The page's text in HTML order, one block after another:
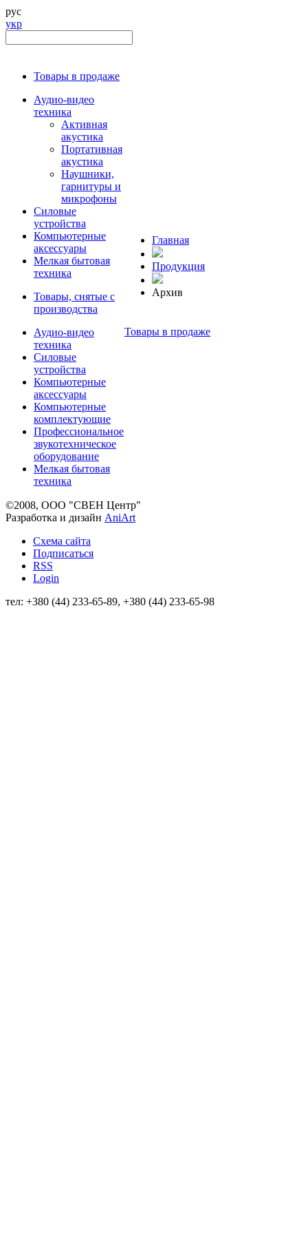
рус
укр
Товары в продаже
Аудио-видео
техника
Активная
акустика
Портативная
акустика
Наушники,
гарнитуры и
микрофоны
Силовые
устройства
Компьютерные
аксессуары
Мелкая бытовая
техника
Товары, снятые с
производства
Аудио-видео
техника
Силовые
устройства
Компьютерные
аксессуары
Компьютерные
комплектующие
Профессиональное
звукотехническое
оборудование
Мелкая бытовая
техника
Главная
Продукция
Архив
Товары в продаже
©2008, ООО "СВЕН Центр"
Разработка и дизайн AniArt
Схема сайта
Подписаться
RSS
Login
тел: +380 (44) 233-65-89, +380 (44) 233-65-98